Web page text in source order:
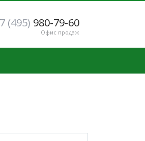
(495) 980-79-60
Офис продаж